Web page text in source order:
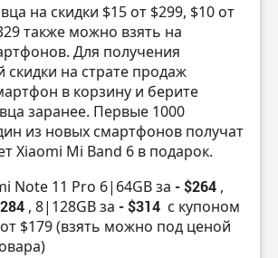
на скидки $15 от $299, $10 от
также можно взять на
Для получения
на страте продаж
в корзину и берите
заранее. Первые 1000
из новых смартфонов получат
Xiaomi Mi Band 6 в подарок.
Note 11 Pro 6|64GB за - $264 ,
, 8|128GB за - $314 с купоном
$179 (взять можно под ценой